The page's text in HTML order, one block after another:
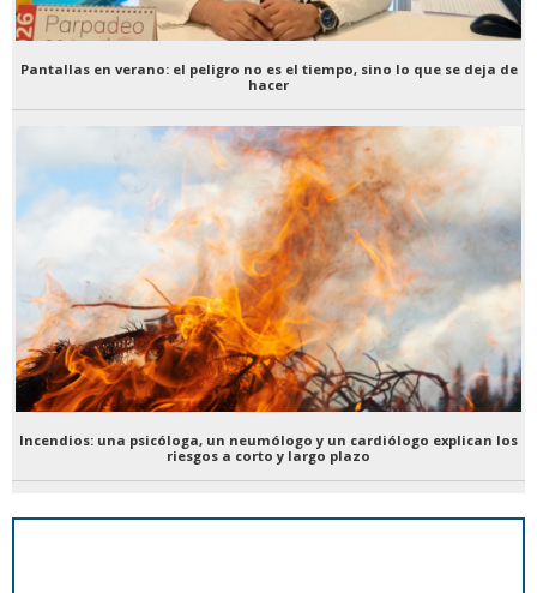
Pantallas en verano: el peligro no es el tiempo, sino lo que se deja de
hacer
Incendios: una psicóloga, un neumólogo y un cardiólogo explican los
riesgos a corto y largo plazo